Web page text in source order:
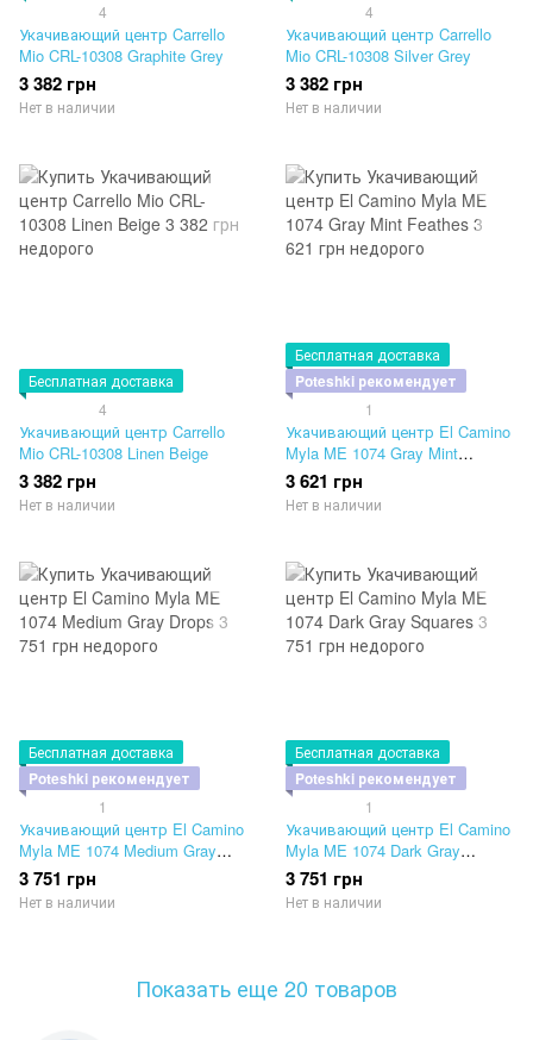
4
Укачивающий центр Carrello
Mio CRL-10308 Graphite Grey
3 382 грн
Нет в наличии
4
Укачивающий центр Carrello
Mio CRL-10308 Silver Grey
3 382 грн
Нет в наличии
Бесплатная доставка
4
Укачивающий центр Carrello
Mio CRL-10308 Linen Beige
3 382 грн
Нет в наличии
Бесплатная доставка
Poteshki рекомендует
1
Укачивающий центр El Camino
Myla ME 1074 Gray Mint
Feathes
3 621 грн
Нет в наличии
Бесплатная доставка
Poteshki рекомендует
1
Укачивающий центр El Camino
Myla ME 1074 Medium Gray
Drops
3 751 грн
Нет в наличии
Бесплатная доставка
Poteshki рекомендует
1
Укачивающий центр El Camino
Myla ME 1074 Dark Gray
Squares
3 751 грн
Нет в наличии
Показать еще 20 товаров